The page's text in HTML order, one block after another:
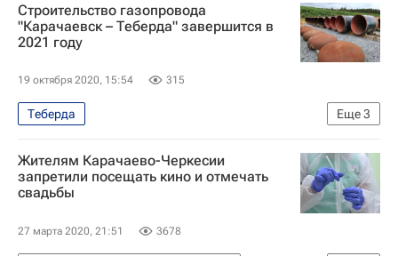
Рашид Темрезов
Газпром
Домбай
Строительство газопровода
"Карачаевск – Теберда" завершится в
2021 году
19 октября 2020, 15:54 315
Еще3
Теберда
Карачаево-Черкесская Республика
Рашид Темрезов
Газпром
Жителям Карачаево-Черкесии
запретили посещать кино и отмечать
свадьбы
27 марта 2020, 21:51 3678